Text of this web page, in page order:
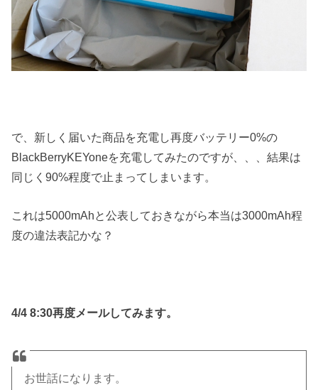
で、新しく届いた商品を充電し再度バッテリー0%の
BlackBerryKEYoneを充電してみたのですが、、、結果は
同じく90%程度で止まってしまいます。
これは5000mAhと公表しておきながら本当は3000mAh程
度の違法表記かな？
4/4 8:30再度メールしてみます。
お世話になります。